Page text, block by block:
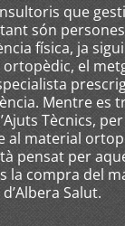
que
són
física, ja
el
Mentre es
Tècnics,
al material
pensat per
la compra del
Salut.